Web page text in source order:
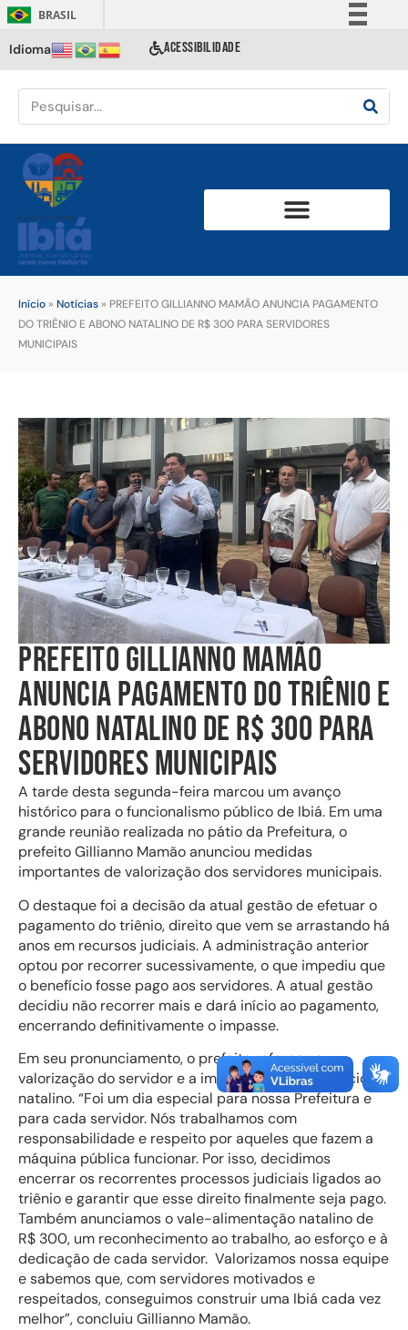
BRASIL
Comunica BR
Acesso à informação
Idioma ACESSIBILIDADE
Início » Notícias » PREFEITO GILLIANNO MAMÃO ANUNCIA PAGAMENTO
DO TRIÊNIO E ABONO NATALINO DE R$ 300 PARA SERVIDORES
MUNICIPAIS
PREFEITO GILLIANNO MAMÃO
ANUNCIA PAGAMENTO DO TRIÊNIO E
ABONO NATALINO DE R$ 300 PARA
SERVIDORES MUNICIPAIS
A tarde desta segunda-feira marcou um avanço
histórico para o funcionalismo público de Ibiá. Em uma
grande reunião realizada no pátio da Prefeitura, o
prefeito Gillianno Mamão anunciou medidas
importantes de valorização dos servidores municipais.
O destaque foi a decisão da atual gestão de efetuar o
pagamento do triênio, direito que vem se arrastando há
anos em recursos judiciais. A administração anterior
optou por recorrer sucessivamente, o que impediu que
o benefício fosse pago aos servidores. A atual gestão
decidiu não recorrer mais e dará início ao pagamento,
encerrando definitivamente o impasse.
Em seu pronunciamento, o prefeito reforçou a
valorização do servidor e a importância do benefício
natalino. “Foi um dia especial para nossa Prefeitura e
para cada servidor. Nós trabalhamos com
responsabilidade e respeito por aqueles que fazem a
máquina pública funcionar. Por isso, decidimos
encerrar os recorrentes processos judiciais ligados ao
triênio e garantir que esse direito finalmente seja pago.
Também anunciamos o vale-alimentação natalino de
R$ 300, um reconhecimento ao trabalho, ao esforço e à
dedicação de cada servidor. Valorizamos nossa equipe
e sabemos que, com servidores motivados e
respeitados, conseguimos construir uma Ibiá cada vez
melhor”, concluiu Gillianno Mamão.